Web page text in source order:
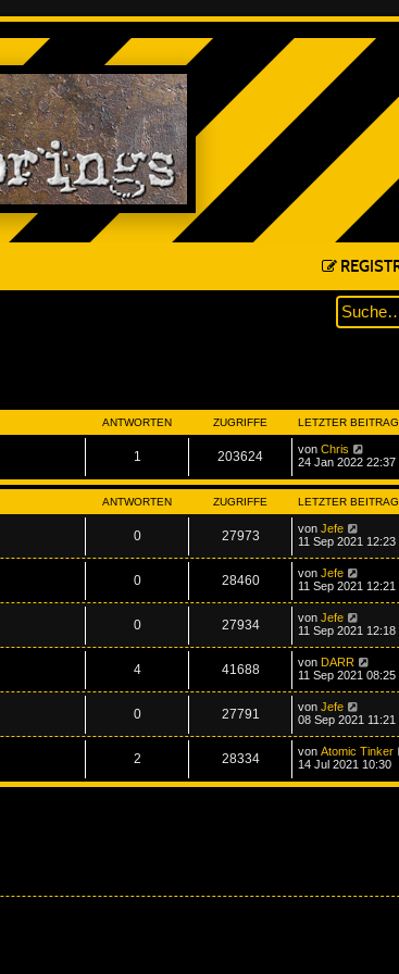
ANTWORTEN ZUGRIFFE LETZTER BEITRAG
1 203624 von Chris
24 Jan 2022 22:37
ANTWORTEN ZUGRIFFE LETZTER BEITRAG
0 27973 von Jefe
11 Sep 2021 12:23
0 28460 von Jefe
11 Sep 2021 12:21
0 27934 von Jefe
11 Sep 2021 12:18
4 41688 von DARR
11 Sep 2021 08:25
0 27791 von Jefe
08 Sep 2021 11:21
2 28334 von Atomic Tinker
14 Jul 2021 10:30